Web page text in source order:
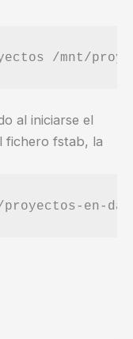
/mnt/
al iniciarse el
fichero fstab, la
en-